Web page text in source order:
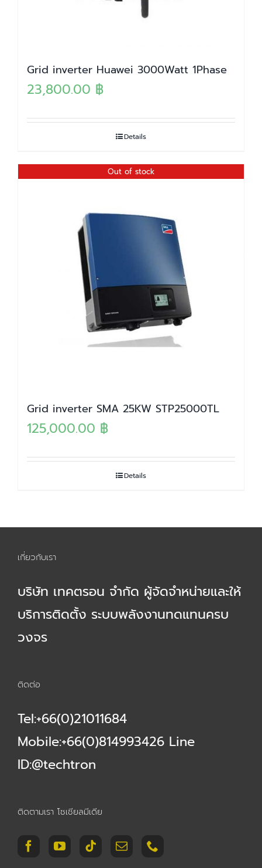
Grid inverter Huawei 3000Watt 1Phase
23,800.00 ฿
Details
Out of stock
Grid inverter SMA 25KW STP25000TL
125,000.00 ฿
Details
เกี่ยวกับเรา
บริษัท เทคตรอน จำกัด ผู้จัดจำหน่ายและให้
บริการติดตั้ง ระบบพลังงานทดแทนครบ
วงจร
ติดต่อ
Tel:+66(0)21011684
Mobile:+66(0)814993426 Line
ID:@techtron
ติดตามเรา โซเชียลมีเดีย